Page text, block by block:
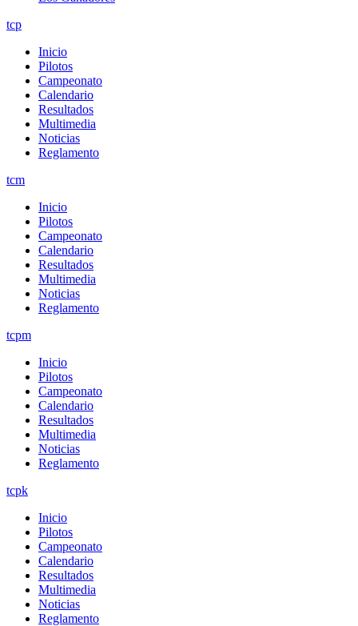
tcp
Inicio
Pilotos
Campeonato
Calendario
Resultados
Multimedia
Noticias
Reglamento
tcm
Inicio
Pilotos
Campeonato
Calendario
Resultados
Multimedia
Noticias
Reglamento
tcpm
Inicio
Pilotos
Campeonato
Calendario
Resultados
Multimedia
Noticias
Reglamento
tcpk
Inicio
Pilotos
Campeonato
Calendario
Resultados
Multimedia
Noticias
Reglamento